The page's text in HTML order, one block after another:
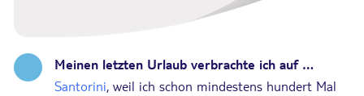
Meinen letzten Urlaub verbrachte ich auf …
Santorini, weil ich schon mindestens hundert Mal